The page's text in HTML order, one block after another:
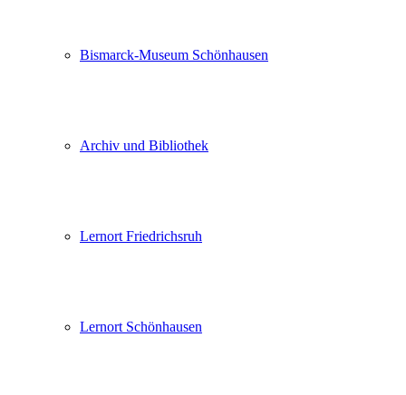
Bismarck-Museum Schönhausen
Archiv und Bibliothek
Lernort Friedrichsruh
Lernort Schönhausen